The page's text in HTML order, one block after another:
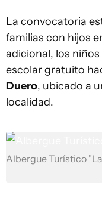
La convocatoria
familias con hijos
adicional, los
escolar gratuito
Duero, ubicado a
localidad.
Albergue Turístico